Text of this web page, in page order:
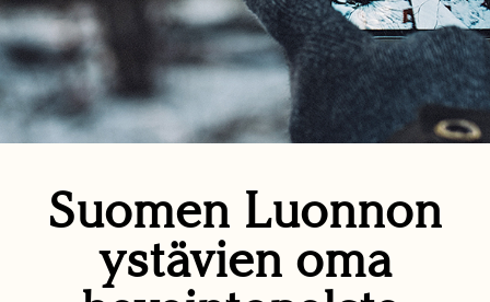
Suomen Luonnon
ystävien oma